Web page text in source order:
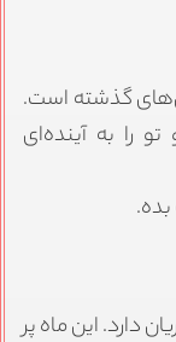
گذشته است.
را به آینده‌ای
دارد. این ماه پر